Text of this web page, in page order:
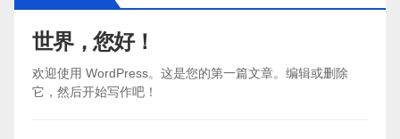
世界，您好！
欢迎使用 WordPress。这是您的第一篇文章。编辑或删除
它，然后开始写作吧！